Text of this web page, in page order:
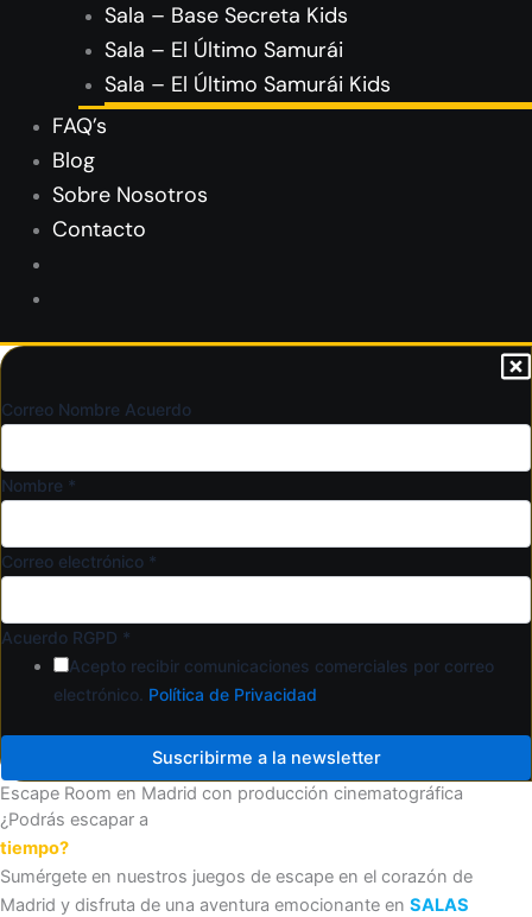
Sala – Base Secreta Kids
Sala – El Último Samurái
Sala – El Último Samurái Kids
FAQ’s
Blog
Sobre Nosotros
Contacto
Correo Nombre Acuerdo
Nombre *
Correo electrónico *
Acuerdo RGPD *
Acepto recibir comunicaciones comerciales por correo
electrónico. Política de Privacidad
Suscribirme a la newsletter
Escape Room en Madrid con producción cinematográfica
¿Podrás escapar a
tiempo?
Sumérgete en nuestros juegos de escape en el corazón de
Madrid y disfruta de una aventura emocionante en SALAS